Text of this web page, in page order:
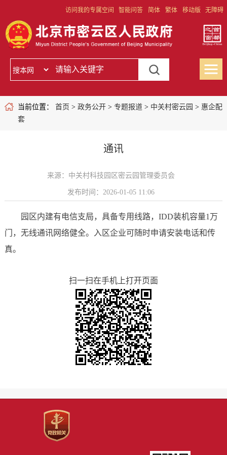
访问我的专属空间 智能问答 简体 繁体 移动版 无障碍
当前位置： 首页 > 政务公开> 专题报道> 中关村密云园 > 惠企配
套
通讯
来源：中关村科技园区密云园管理委员会
发布时间：2026-01-05 11:06
园区内建有电信支局，具备专用线路，IDD装机容量1万
门，无线通讯网络健全。入区企业可随时申请安装电话和传
真。
扫一扫在手机上打开页面